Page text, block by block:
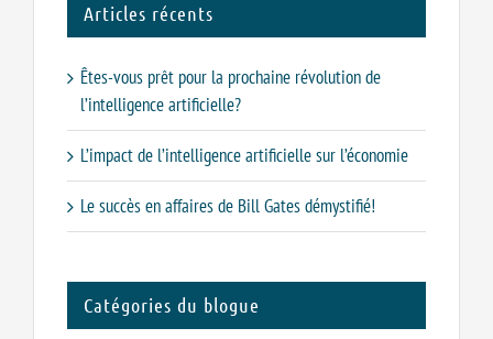
Articles récents
Êtes-vous prêt pour la prochaine révolution de
l’intelligence artificielle?
L’impact de l’intelligence artificielle sur l’économie
Le succès en affaires de Bill Gates démystifié!
Catégories du blogue